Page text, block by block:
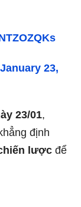
January 23,
23/01,
định
lược để